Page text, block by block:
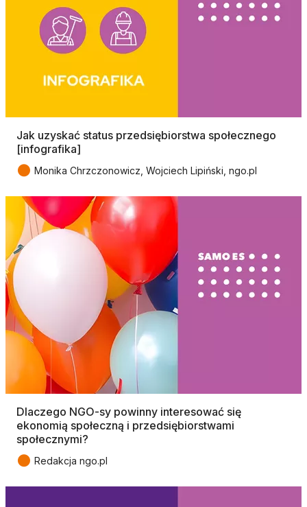
Jak uzyskać status przedsiębiorstwa społecznego
[infografika]
● Monika Chrzczonowicz, Wojciech Lipiński, ngo.pl
Dlaczego NGO-sy powinny interesować się
ekonomią społeczną i przedsiębiorstwami
społecznymi?
● Redakcja ngo.pl